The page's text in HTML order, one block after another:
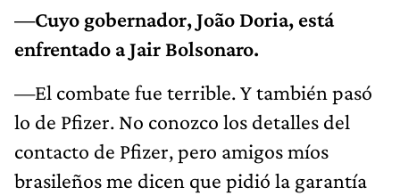
—Cuyo gobernador, João Doria, está
enfrentado a Jair Bolsonaro.
—El combate fue terrible. Y también pasó
lo de Pfizer. No conozco los detalles del
contacto de Pfizer, pero amigos míos
brasileños me dicen que pidió la garantía